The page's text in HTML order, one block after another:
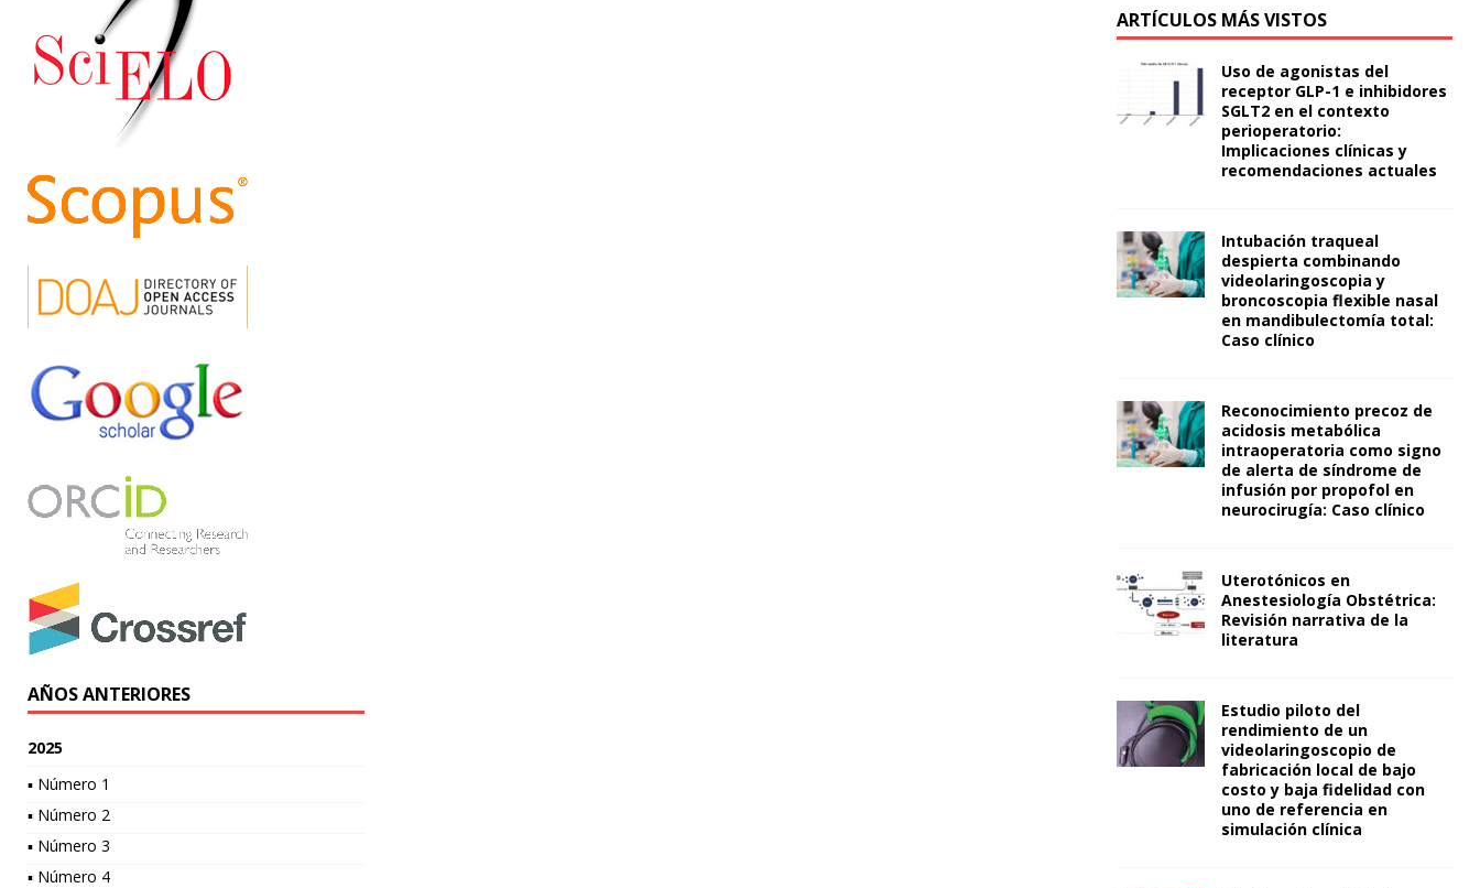
AÑOS ANTERIORES
2025
▪ Número 1
▪ Número 2
▪ Número 3
▪ Número 4
ARTÍCULOS MÁS VISTOS
Uso de agonistas del
receptor GLP-1 e inhibidores
SGLT2 en el contexto
perioperatorio:
Implicaciones clínicas y
recomendaciones actuales
Intubación traqueal
despierta combinando
videolaringoscopia y
broncoscopia flexible nasal
en mandibulectomía total:
Caso clínico
Reconocimiento precoz de
acidosis metabólica
intraoperatoria como signo
de alerta de síndrome de
infusión por propofol en
neurocirugía: Caso clínico
Uterotónicos en
Anestesiología Obstétrica:
Revisión narrativa de la
literatura
Estudio piloto del
rendimiento de un
videolaringoscopio de
fabricación local de bajo
costo y baja fidelidad con
uno de referencia en
simulación clínica